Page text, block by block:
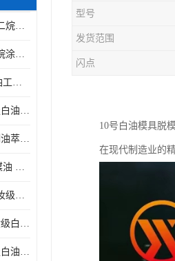
北京石景山供应异构十二烷香精助剂
北京东城供应异构十二烷涂料胶粘油墨稀释剂
北京东城供应D40溶剂油工业金属清洗
北京东城供应5号化妆级白油钻井液润滑剂
北京东城供应260号溶剂油萃取溶剂油金属萃取剂
北京东城供应RP3航空煤油 高含量国标工业级航空煤油燃料油 无色透明
北京石景山供应10号化妆级白油高精密机械润滑油
北京石景山供应5号化妆级白油缝纫机油 设备润滑油
北京丰台供应5号化妆级白油纤维与织物柔软光亮
型号
发货范围
闪点
10号白油模具脱
在现代制造业的